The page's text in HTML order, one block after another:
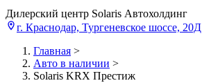
Дилерский центр Solaris Автохолдинг
г. Краснодар, Тургеневское шоссе, 20Д
Главная >
Авто в наличии >
Solaris KRX Престиж